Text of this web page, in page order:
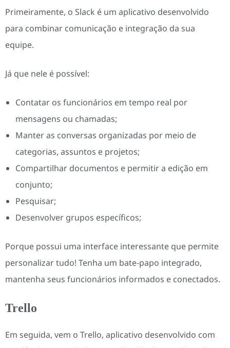
Primeiramente, o Slack é um aplicativo desenvolvido
para combinar comunicação e integração da sua
equipe.
Já que nele é possível:
Contatar os funcionários em tempo real por
mensagens ou chamadas;
Manter as conversas organizadas por meio de
categorias, assuntos e projetos;
Compartilhar documentos e permitir a edição em
conjunto;
Pesquisar;
Desenvolver grupos específicos;
Porque possui uma interface interessante que permite
personalizar tudo! Tenha um bate-papo integrado,
mantenha seus funcionários informados e conectados.
Trello
Em seguida, vem o Trello, aplicativo desenvolvido com